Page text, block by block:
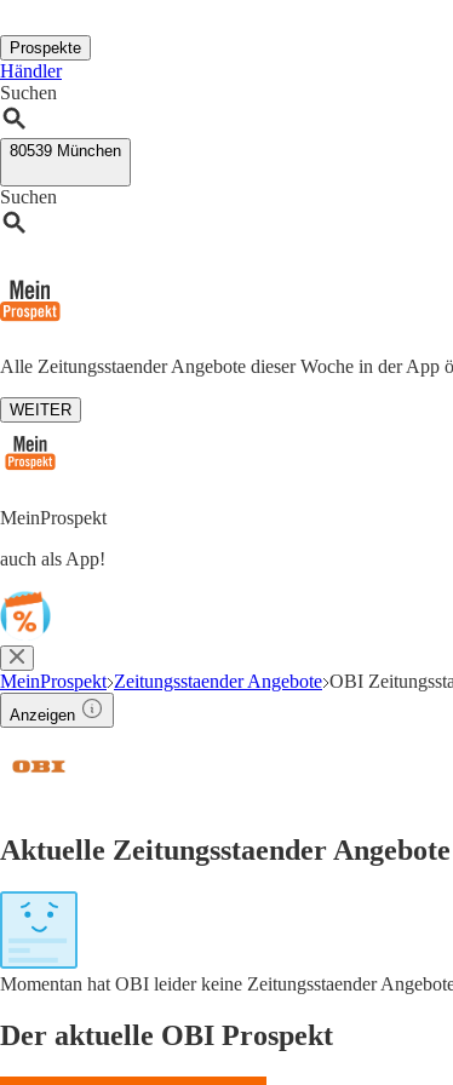
Prospekte
Händler
Suchen
80539 München
Suchen
Alle Zeitungsstaender Angebote dieser Woche in der App
WEITER
MeinProspekt
auch als App!
MeinProspekt Zeitungsstaender Angebote OBI
Anzeigen
Aktuelle Zeitungsstaender
Momentan hat OBI leider keine Zeitungsstaender
Der aktuelle OBI Prospekt